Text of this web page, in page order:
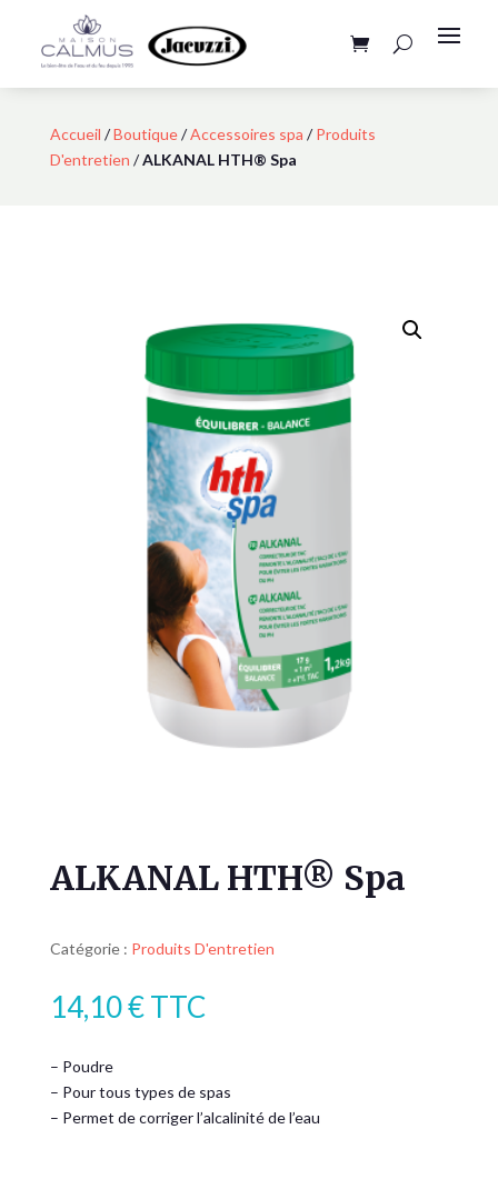
Accueil /Boutique/Accessoires spa /Produits
D'entretien /ALKANAL HTH® Spa
ALKANAL HTH® Spa
Catégorie : Produits D'entretien
14,10€TTC
– Poudre
– Pour tous types de spas
– Permet de corriger l’alcalinité de l’eau